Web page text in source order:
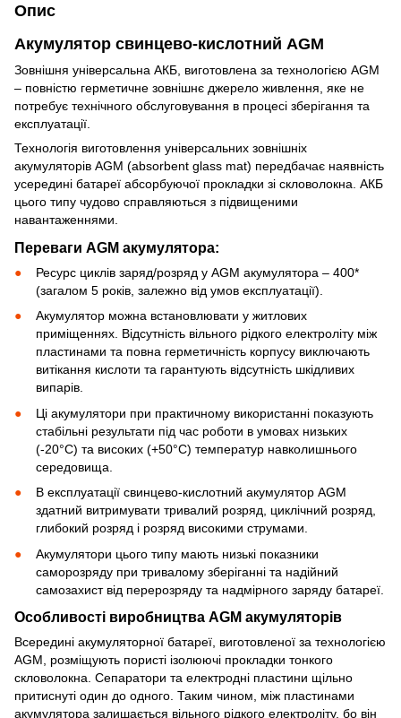
Опис
Акумулятор свинцево-кислотний AGM
Зовнішня універсальна АКБ, виготовлена за технологією AGM
– повністю герметичне зовнішнє джерело живлення, яке не
потребує технічного обслуговування в процесі зберігання та
експлуатації.
Технологія виготовлення універсальних зовнішніх
акумуляторів AGM (absorbent glass mat) передбачає наявність
усередині батареї абсорбуючої прокладки зі скловолокна. АКБ
цього типу чудово справляються з підвищеними
навантаженнями.
Переваги AGM акумулятора:
Ресурс циклів заряд/розряд у AGM акумулятора – 400*
(загалом 5 років, залежно від умов експлуатації).
Акумулятор можна встановлювати у житлових
приміщеннях. Відсутність вільного рідкого електроліту між
пластинами та повна герметичність корпусу виключають
витікання кислоти та гарантують відсутність шкідливих
випарів.
Ці акумулятори при практичному використанні показують
стабільні результати під час роботи в умовах низьких
(-20°С) та високих (+50°С) температур навколишнього
середовища.
В експлуатації свинцево-кислотний акумулятор AGM
здатний витримувати тривалий розряд, циклічний розряд,
глибокий розряд і розряд високими струмами.
Акумулятори цього типу мають низькі показники
саморозряду при тривалому зберіганні та надійний
самозахист від перерозряду та надмірного заряду батареї.
Особливості виробництва AGM акумуляторів
Всередині акумуляторної батареї, виготовленої за технологією
AGM, розміщують пористі ізолюючі прокладки тонкого
скловолокна. Сепаратори та електродні пластини щільно
притиснуті один до одного. Таким чином, між пластинами
акумулятора залишається вільного рідкого електроліту, бо він